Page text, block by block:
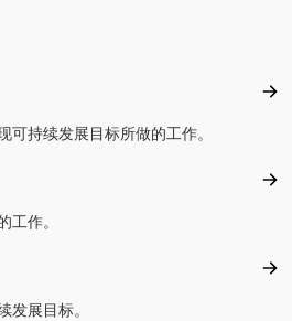
关
可持续发展目标所做的工作。
工作。
采
发展目标。